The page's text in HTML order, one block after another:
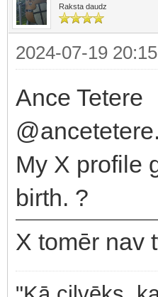
Raksta daudz
2024-07-19 20:15
Ance Tetere
My X profile
birth. ?
X tomēr nav